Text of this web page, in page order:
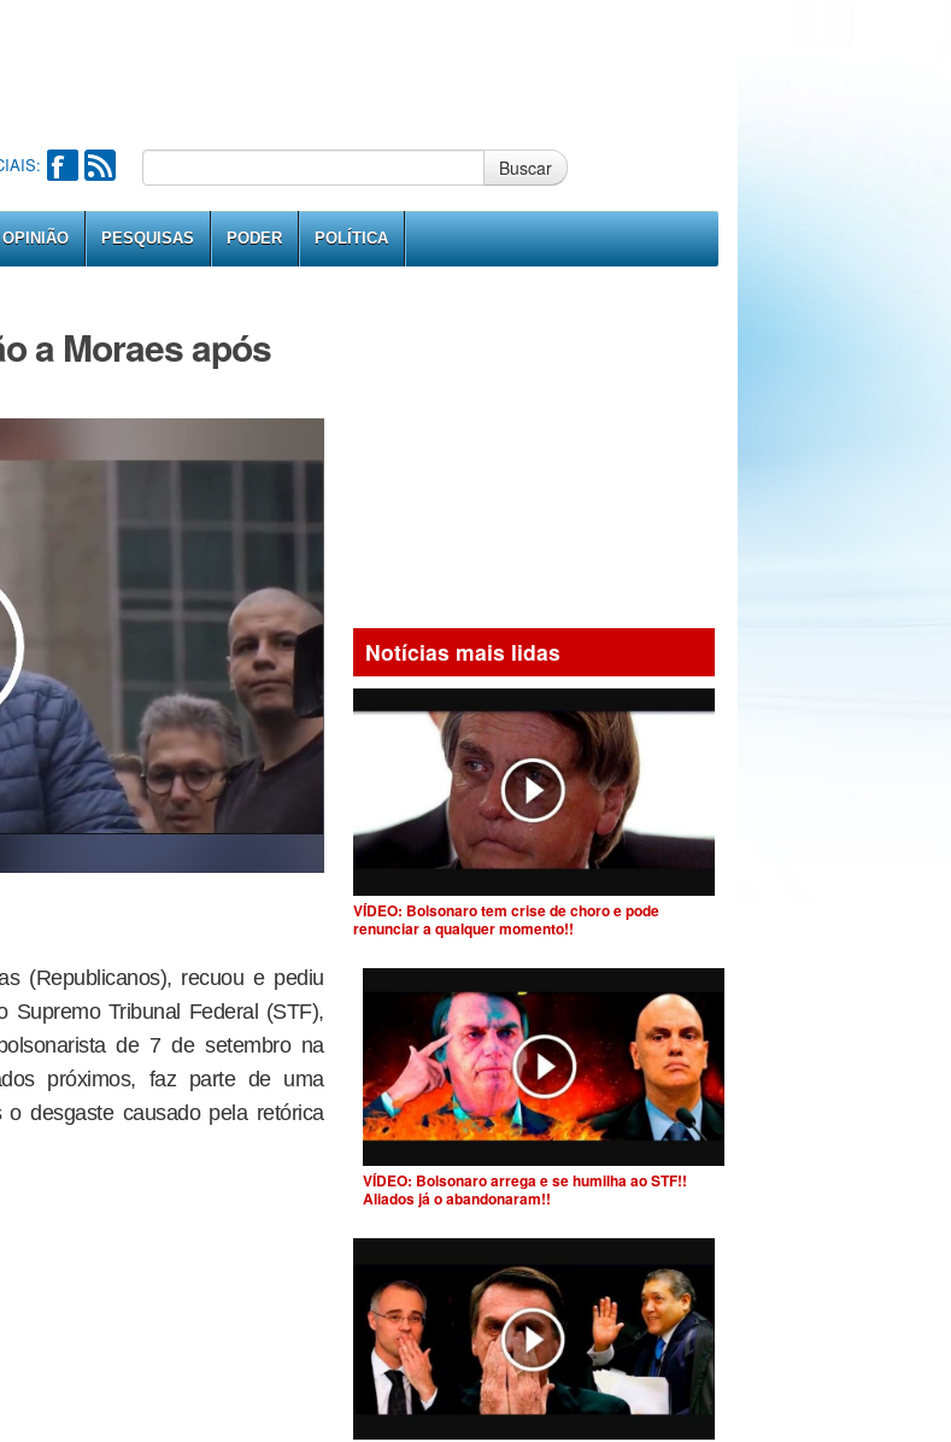
Buscar
OPINIÃO PESQUISAS PODER POLÍTICA
a Moraes após
(Republicanos), recuou e pediu
Supremo Tribunal Federal (STF),
de 7 de setembro na
próximos, faz parte de uma
desgaste causado pela retórica
Notícias mais lidas
VÍDEO: Bolsonaro tem crise de choro e pode
renunciar a qualquer momento!!
VÍDEO: Bolsonaro arrega e se humilha ao STF!!
Aliados já o abandonaram!!